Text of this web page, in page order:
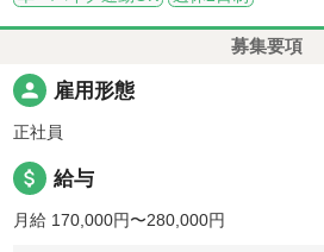
募集要項
person 雇用形態
正社員
attach_money 給与
月給 170,000円〜280,000円